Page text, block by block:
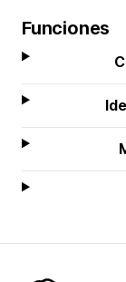
Funciones